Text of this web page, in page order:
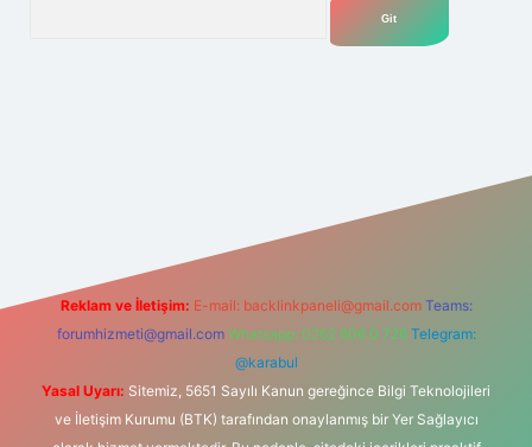
Reklam ve İletişim: E-mail: backlinkpaneli@gmail.com Teams:
forumhizmeti@gmail.com Whatsapp: 0262 606 0 726 Telegram:
@karabul
Yasal Uyarı: Sitemiz, 5651 Sayılı Kanun gereğince Bilgi Teknolojileri
ve İletişim Kurumu (BTK) tarafından onaylanmış bir Yer Sağlayıcı